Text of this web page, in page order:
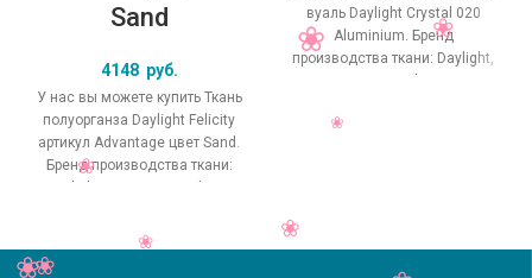
Sand
4148 руб.
У нас вы можете купить Ткань
полуорганза Daylight Felicity
артикул Advantage цвет Sand.
Бренд производства ткани:
Daylight, коллекция Felicity,
вуаль Daylight Crystal 020
Aluminium. Бренд
производства ткани: Daylight,
коллекция Crystal, основной